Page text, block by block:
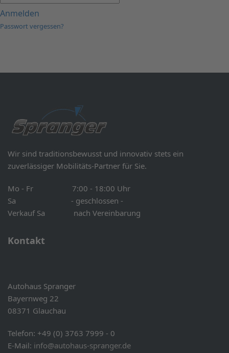
Anmelden
Passwort vergessen?
Wir sind traditionsbewusst und innovativ stets ein
zuverlässiger Mobilitäts-Partner für Sie.
Mo - Fr 7:00 - 18:00 Uhr
Sa - geschlossen -
Verkauf Sa nach Vereinbarung
Kontakt
Autohaus Spranger
Bayernweg 22
08371 Glauchau
Telefon: +49 (0) 3763 7999 - 0
E-Mail: info@autohaus-spranger.de